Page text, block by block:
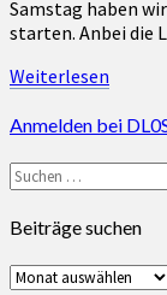
aus
der
Nachbarschaft
am
kommenden
Samstag,
dem
21.05.22
09:00
Uhr
in
/
Infos
zur
Samstag haben
starten. Anbei
Weiterlesen
Anmelden bei
Suchen
nach:
Beiträge suchen
Beiträge